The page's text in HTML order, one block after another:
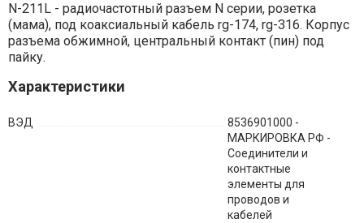
N-211L - радиочастотный разъем N серии, розетка
(мама), под коаксиальный кабель rg-174, rg-316. Корпус
разъема обжимной, центральный контакт (пин) под
пайку.
Характеристики
ВЭД
8536901000 -
МАРКИРОВКА РФ -
Соединители и
контактные
элементы для
проводов и
кабелей